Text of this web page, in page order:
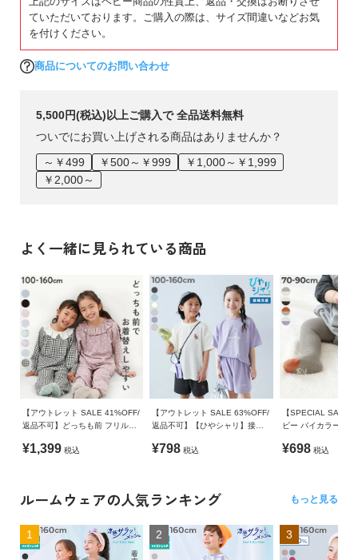
ていただいております。ご購入の際は、サイズ間違いなどお気
を付けください。
商品についてのお問い合わせ
5,500円(税込)以上ご購入で 全品送料無料
ついでにお買い上げされる商品はありませんか？
～￥499
￥500～￥999
￥1,000～￥1,999
￥2,000～
よく一緒に見られている商品
【アウトレット SALE 41%OFF/
返品不可】どっちも前 フリルパ
¥1,399 税込
【アウトレット SALE 63%OFF/
返品不可】【ひやシャリ】接触
マ
¥798 税込
【SPECIAL SALE
ビー バイカラータ
¥698 税込
ルームウェアの人気ランキング もっと見る
1 2 3